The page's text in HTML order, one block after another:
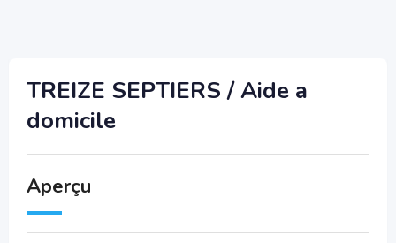
TREIZE SEPTIERS / Aide a
domicile
Aperçu